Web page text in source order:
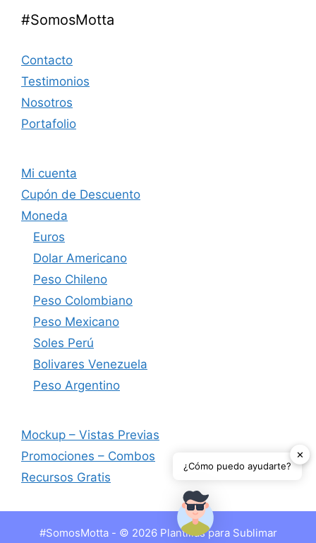
#SomosMotta
Contacto
Testimonios
Nosotros
Portafolio
Mi cuenta
Cupón de Descuento
Moneda
Euros
Dolar Americano
Peso Chileno
Peso Colombiano
Peso Mexicano
Soles Perú
Bolivares Venezuela
Peso Argentino
Mockup – Vistas Previas
Promociones – Combos
Recursos Gratis
#SomosMotta - © 2026 Plantillas para Sublimar
✕
¿Cómo puedo ayudarte?